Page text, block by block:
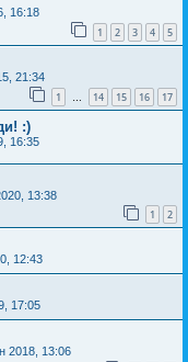
16:18
1 2 3 4 5
21:34
1 … 14 15 16 17
:)
16:35
13:38
1 2
12:43
17:05
2018, 13:06